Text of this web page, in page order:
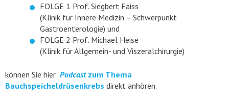
FOLGE 1 Prof. Siegbert Faiss
(Klinik für Innere Medizin – Schwerpunkt
Gastroenterologie) und
FOLGE 2 Prof. Michael Heise
(Klinik für Allgemein- und Viszeralchirurgie)
können Sie hier Podcastzum Thema
Bauchspeicheldrüsenkrebs direkt anhören.